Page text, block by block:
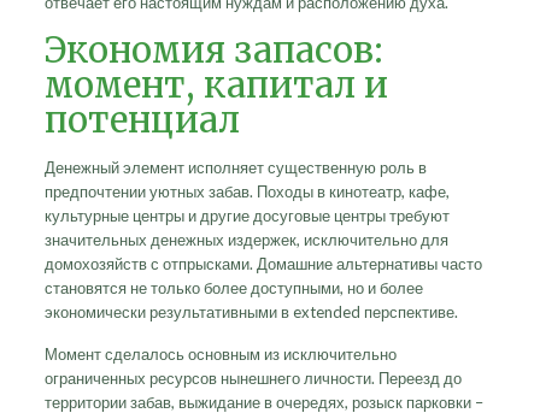
Экономия запасов:
момент, капитал и
потенциал
Денежный элемент исполняет существенную роль в
предпочтении уютных забав. Походы в кинотеатр, кафе,
культурные центры и другие досуговые центры требуют
значительных денежных издержек, исключительно для
домохозяйств с отпрысками. Домашние альтернативы часто
становятся не только более доступными, но и более
экономически результативными в extended перспективе.
Момент сделалось основным из исключительно
ограниченных ресурсов нынешнего личности. Переезд до
территории забав, выжидание в очередях, розыск парковки –